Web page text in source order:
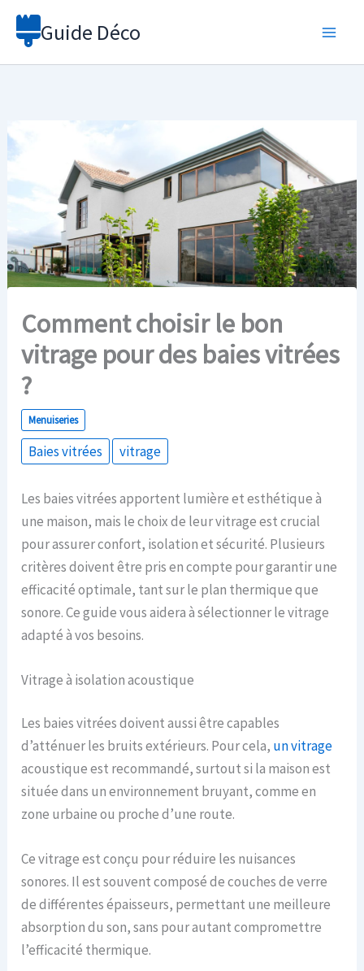
Aller
Guide Déco
Comment choisir le bon
vitrage pour des baies vitrées
?
Menuiseries
Baies vitrées vitrage
Les baies vitrées apportent lumière et esthétique à
une maison, mais le choix de leur vitrage est crucial
pour assurer confort, isolation et sécurité. Plusieurs
critères doivent être pris en compte pour garantir une
efficacité optimale, tant sur le plan thermique que
sonore. Ce guide vous aidera à sélectionner le vitrage
adapté à vos besoins.
Vitrage à isolation acoustique
Les baies vitrées doivent aussi être capables
d’atténuer les bruits extérieurs. Pour cela, un vitrage
acoustique est recommandé, surtout si la maison est
située dans un environnement bruyant, comme en
zone urbaine ou proche d’une route.
Ce vitrage est conçu pour réduire les nuisances
sonores. Il est souvent composé de couches de verre
de différentes épaisseurs, permettant une meilleure
absorption du son, sans pour autant compromettre
l’efficacité thermique.